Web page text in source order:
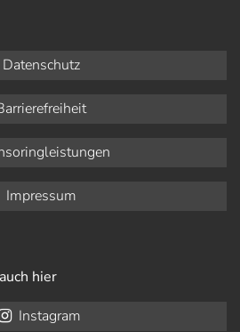
Datenschutz
Impressum
hier
Instagram